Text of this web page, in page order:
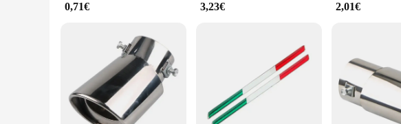
The automobili Decorazioni sets come as a complete set, making installation a
**Versatile and Adaptable**
These automobili Decorazioni sets are versatile and adaptable, suitable for a
enhance your inventory, these sets are designed to meet your needs. The
various scenarios, from personal vehicles to commercial fleets.
0,71€ 3,23€ 2,01€